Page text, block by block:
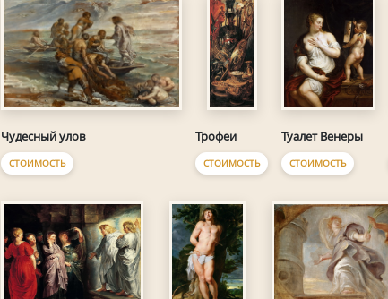
Чудесный улов
СТОИМОСТЬ
Трофеи
СТОИМОСТЬ
Туалет Венеры
СТОИМОСТЬ